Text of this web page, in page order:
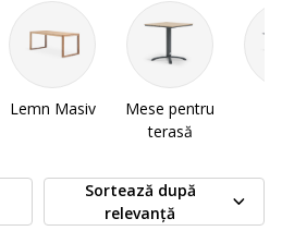
Lemn Masiv
Mese pentru
terasă
Sortează după
relevanță